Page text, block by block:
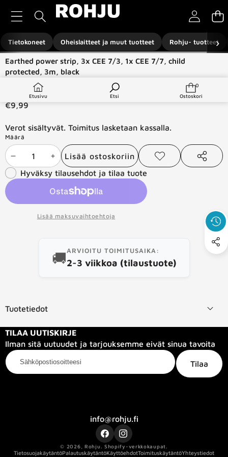
Tietokoneet Oheislaitteet ja muut tuotteet Rohju- tuotteet
›
Etusivu Etsi
0
0
Ostoskori
Siirry tuotetietoihin
Earthed power strip, 3x CEE 7/3, 1x CEE 7/7, child
protected, 3m, black
Saatavuus:
Tuotetyyppi:
€9,99
Verot sisältyvät. Toimitus lasketaan kassalla.
Määrä
Vähennä
määrää
Lisää
määrää
Lisää ostoskoriin
Lisää
toivelistaan
Jaa
Hyväksy tilausehdot ja tilaa tuote
Lisää maksuvaihtoehtoja
🚚ARVIOITU TOIMITUSAIKA:
2-3 viikkoa (tilaustuote)
Tuotetiedot
TILAA UUTISKIRJE
Ilman sitä uutuudet ja tarjouksemme eivät sinua tavoita
Sähköpostiosoitteesi
Tilaa
info@rohju.fi
FacebookInstagram
© 2026, Rohju Shopify-verkkokaupat.
TietosuojakäytäntöPalautuskäytäntöKäyttöehdotToimituskäytäntöYhteystiedot